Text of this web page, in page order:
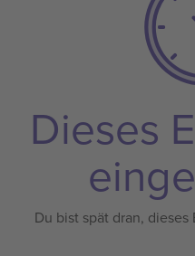
Dieses
Du bist spät dran,